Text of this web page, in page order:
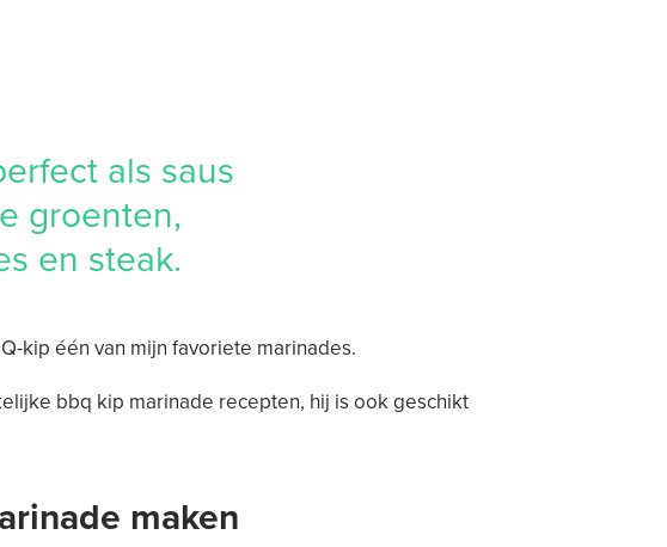
als saus
groenten,
en steak.
kip één van mijn favoriete marinades.
bbq kip marinade recepten, hij is ook geschikt
maken